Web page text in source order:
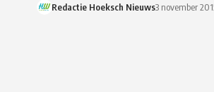
Redactie Hoeksch Nieuws3 november